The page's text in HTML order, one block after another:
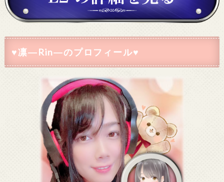
♥凛―Rin―のプロフィール♥